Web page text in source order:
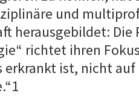
und
herausgebildet:
richtet ihren
erkrankt ist, nicht